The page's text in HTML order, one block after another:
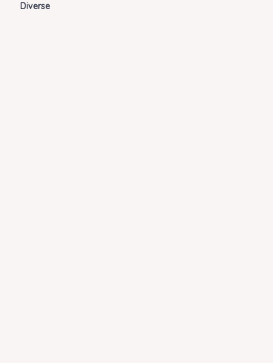
Diverse